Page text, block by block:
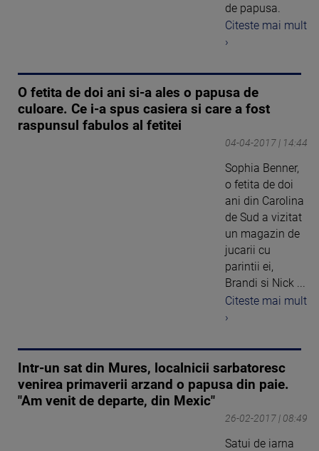
de papusa.
Citeste mai mult
›
O fetita de doi ani si-a ales o papusa de
culoare. Ce i-a spus casiera si care a fost
raspunsul fabulos al fetitei
04-04-2017 | 14:44
Sophia Benner,
o fetita de doi
ani din Carolina
de Sud a vizitat
un magazin de
jucarii cu
parintii ei,
Brandi si Nick ...
Citeste mai mult
›
Intr-un sat din Mures, localnicii sarbatoresc
venirea primaverii arzand o papusa din paie.
"Am venit de departe, din Mexic"
26-02-2017 | 08:49
Satui de iarna